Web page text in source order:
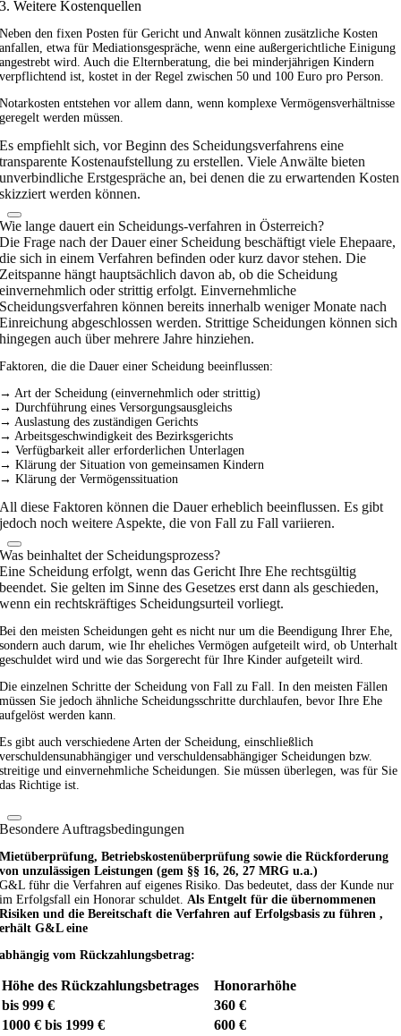
3. Weitere Kostenquellen
Neben den fixen Posten für Gericht und Anwalt können zusätzliche Kosten
anfallen, etwa für Mediationsgespräche, wenn eine außergerichtliche Einigung
angestrebt wird. Auch die Elternberatung, die bei minderjährigen Kindern
verpflichtend ist, kostet in der Regel zwischen 50 und 100 Euro pro Person.
Notarkosten entstehen vor allem dann, wenn komplexe Vermögensverhältnisse
geregelt werden müssen.
Es empfiehlt sich, vor Beginn des Scheidungsverfahrens eine
transparente Kostenaufstellung zu erstellen. Viele Anwälte bieten
unverbindliche Erstgespräche an, bei denen die zu erwartenden Kosten
skizziert werden können.
Wie lange dauert ein Scheidungs-verfahren in Österreich?
Die Frage nach der Dauer einer Scheidung beschäftigt viele Ehepaare,
die sich in einem Verfahren befinden oder kurz davor stehen. Die
Zeitspanne hängt hauptsächlich davon ab, ob die Scheidung
einvernehmlich oder strittig erfolgt. Einvernehmliche
Scheidungsverfahren können bereits innerhalb weniger Monate nach
Einreichung abgeschlossen werden. Strittige Scheidungen können sich
hingegen auch über mehrere Jahre hinziehen.
Faktoren, die die Dauer einer Scheidung beeinflussen:
→ Art der Scheidung (einvernehmlich oder strittig)
→ Durchführung eines Versorgungsausgleichs
→ Auslastung des zuständigen Gerichts
→ Arbeitsgeschwindigkeit des Bezirksgerichts
→ Verfügbarkeit aller erforderlichen Unterlagen
→ Klärung der Situation von gemeinsamen Kindern
→ Klärung der Vermögenssituation
All diese Faktoren können die Dauer erheblich beeinflussen. Es gibt
jedoch noch weitere Aspekte, die von Fall zu Fall variieren.
Was beinhaltet der Scheidungsprozess?
Eine Scheidung erfolgt, wenn das Gericht Ihre Ehe rechtsgültig
beendet. Sie gelten im Sinne des Gesetzes erst dann als geschieden,
wenn ein rechtskräftiges Scheidungsurteil vorliegt.
Bei den meisten Scheidungen geht es nicht nur um die Beendigung Ihrer Ehe,
sondern auch darum, wie Ihr eheliches Vermögen aufgeteilt wird, ob Unterhalt
geschuldet wird und wie das Sorgerecht für Ihre Kinder aufgeteilt wird.
Die einzelnen Schritte der Scheidung von Fall zu Fall. In den meisten Fällen
müssen Sie jedoch ähnliche Scheidungsschritte durchlaufen, bevor Ihre Ehe
aufgelöst werden kann.
Es gibt auch verschiedene Arten der Scheidung, einschließlich
verschuldensunabhängiger und verschuldensabhängiger Scheidungen bzw.
streitige und einvernehmliche Scheidungen. Sie müssen überlegen, was für Sie
das Richtige ist.
Besondere Auftragsbedingungen
Mietüberprüfung, Betriebskostenüberprüfung sowie die Rückforderung
von unzulässigen Leistungen (gem §§ 16, 26, 27 MRG u.a.)
G&L führ die Verfahren auf eigenes Risiko. Das bedeutet, dass der Kunde nur
im Erfolgsfall ein Honorar schuldet.Als Entgelt für die übernommenen
Risiken und die Bereitschaft die Verfahren auf Erfolgsbasis zu führen ,
erhält G&L eine
abhängig vom Rückzahlungsbetrag:
Höhe des Rückzahlungsbetrages
Honorarhöhe
bis 999 €
360 €
1000 € bis 1999 €
600 €